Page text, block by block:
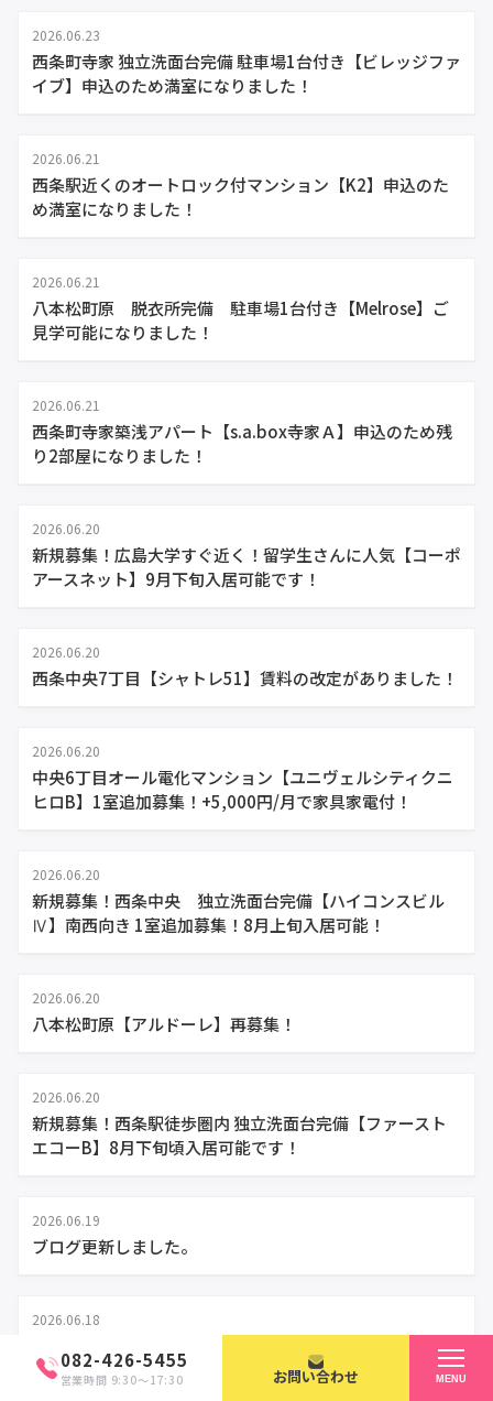
082-426-5455
営業時間 9:30〜17:30 お問い合わせ
2026.06.23
西条町寺家 独立洗面台完備 駐車場1台付き【ビレッジファ
イブ】申込のため満室になりました！
2026.06.21
西条駅近くのオートロック付マンション【K2】申込のた
め満室になりました！
2026.06.21
八本松町原 脱衣所完備 駐車場1台付き【Melrose】ご
見学可能になりました！
2026.06.21
西条町寺家築浅アパート【s.a.box寺家Ａ】申込のため残
り2部屋になりました！
2026.06.20
新規募集！広島大学すぐ近く！留学生さんに人気【コーポ
アースネット】9月下旬入居可能です！
2026.06.20
西条中央7丁目【シャトレ51】賃料の改定がありました！
2026.06.20
中央6丁目オール電化マンション【ユニヴェルシティクニ
ヒロB】1室追加募集！+5,000円/月で家具家電付！
2026.06.20
新規募集！西条中央 独立洗面台完備【ハイコンスビル
Ⅳ】南西向き 1室追加募集！8月上旬入居可能！
2026.06.20
八本松町原【アルドーレ】再募集！
2026.06.20
新規募集！西条駅徒歩圏内 独立洗面台完備【ファースト
エコーB】8月下旬頃入居可能です！
2026.06.19
ブログ更新しました。
2026.06.18
八本松町原オートロック付きマンション【アルドーレ】申
込のため満室になりました！